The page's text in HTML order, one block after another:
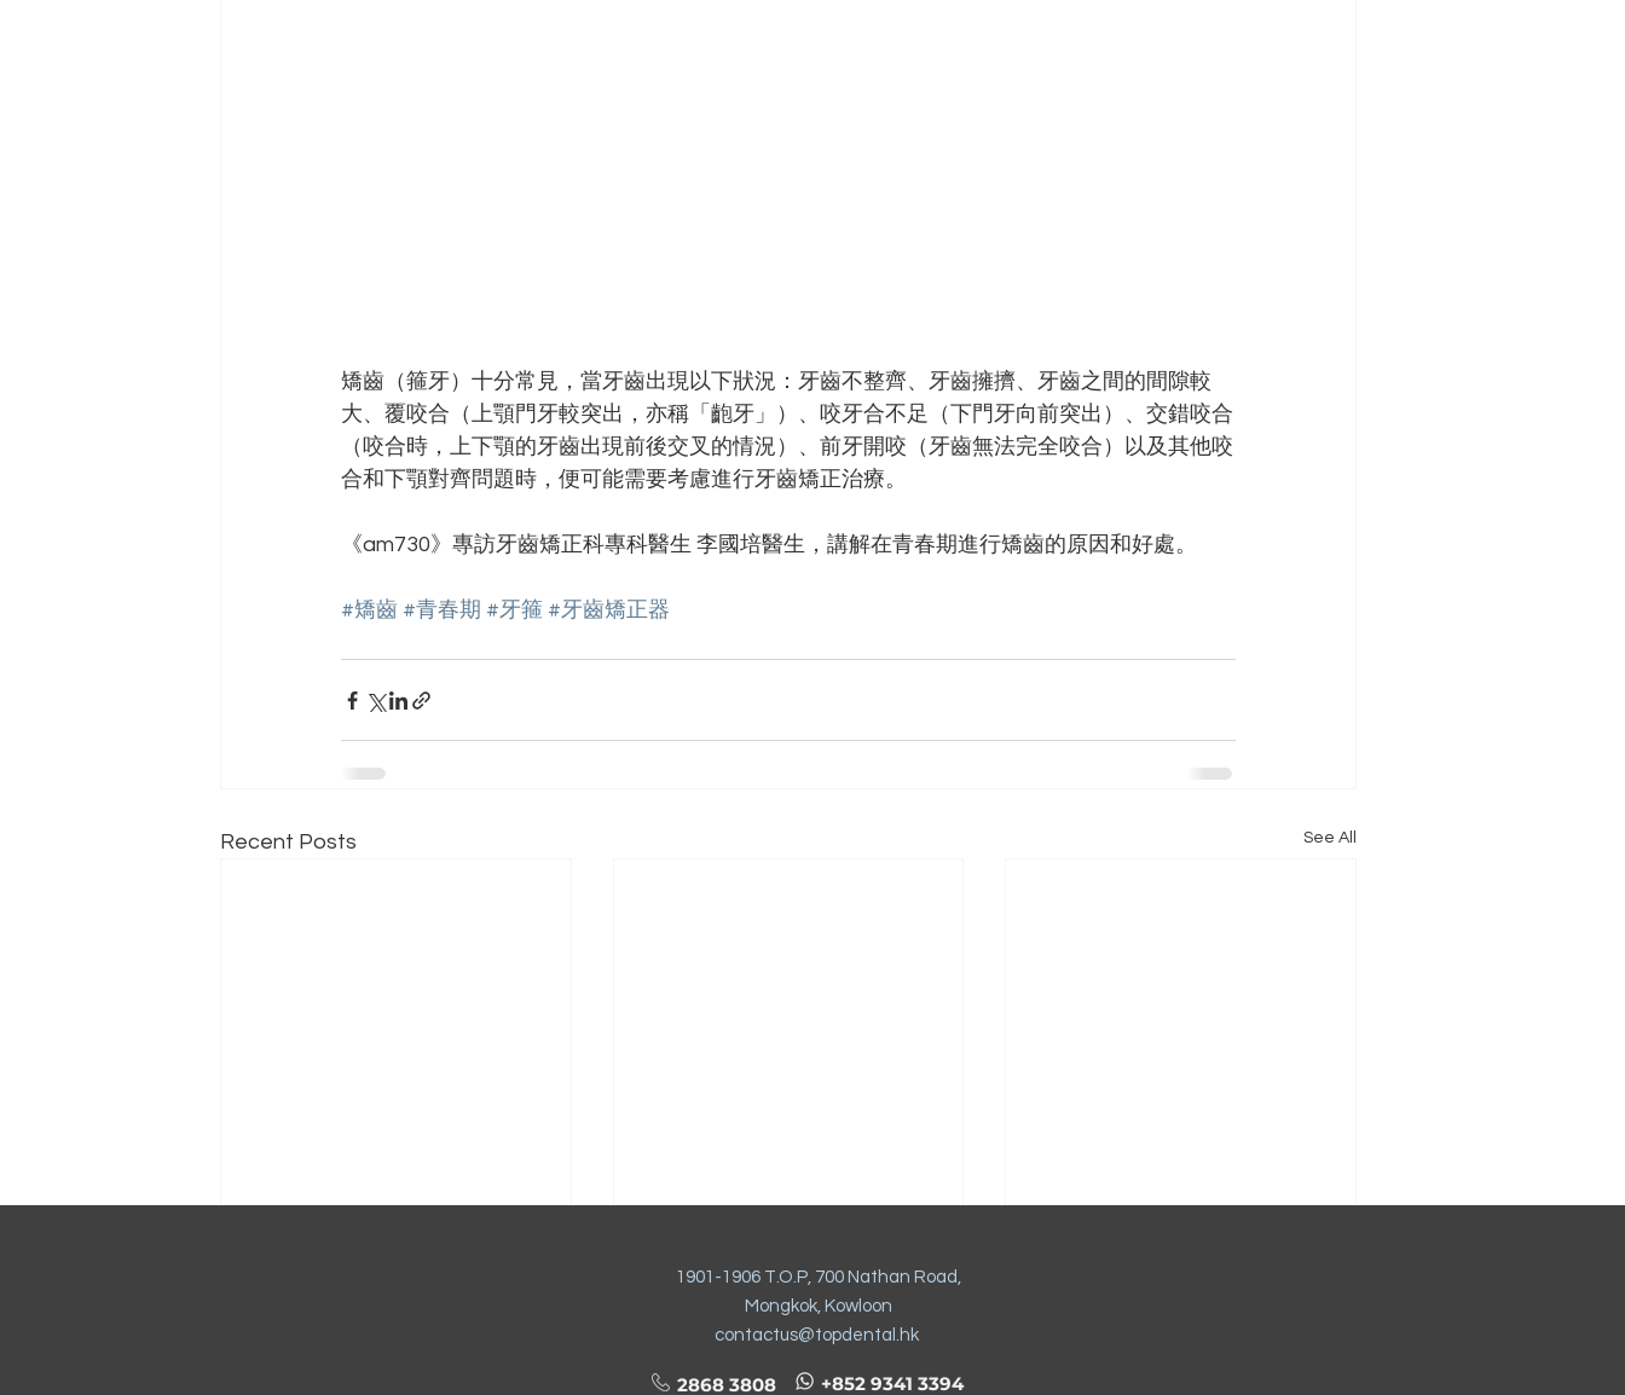
矯齒（箍牙）十分常見，當牙齒出現以下狀況：牙齒不整齊、牙齒擁擠、牙齒之間的間隙較
大、覆咬合（上顎門牙較突出，亦稱「齙牙」）、咬牙合不足（下門牙向前突出）、交錯咬合
（咬合時，上下顎的牙齒出現前後交叉的情況）、前牙開咬（牙齒無法完全咬合）以及其他咬
合和下顎對齊問題時，便可能需要考慮進行牙齒矯正治療。
《am730》專訪牙齒矯正科專科醫生 李國培醫生，講解在青春期進行矯齒的原因和好處。
#矯齒 #青春期 #牙箍 #牙齒矯正器
Recent Posts See All
1901-1906 T.O.P, 700 Nathan Road,
Mongkok, Kowloon
contactus@topdental.hk
2868 3808 +852 9341 3394